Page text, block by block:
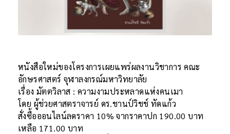
หนังสือใหม่ของโครงการเผยแพร่ผลงานวิชาการ คณะ
อักษรศาสตร์ จุฬาลงกรณ์มหาวิทยาลัย
เรื่อง มัตตวิลาส : ความงามประหลาดแห่งคนเมา
โดย ผู้ช่วยศาสตราจารย์ ดร.ชานป์วิชช์ ทัดแก้ว
สั่งซื้อออนไลน์ลดราคา 10% จากราคาปก 190.00 บาท
เหลือ 171.00 บาท